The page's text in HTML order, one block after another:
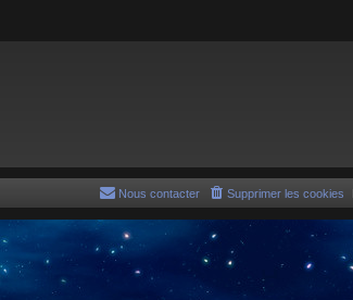
Supprimer les cookies
Nous contacter